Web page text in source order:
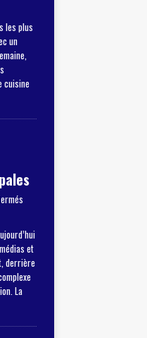
les plus
un
cuisine
et
derrière
La